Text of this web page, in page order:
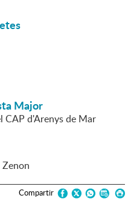
Major
CAP d'Arenys de Mar
Compartir